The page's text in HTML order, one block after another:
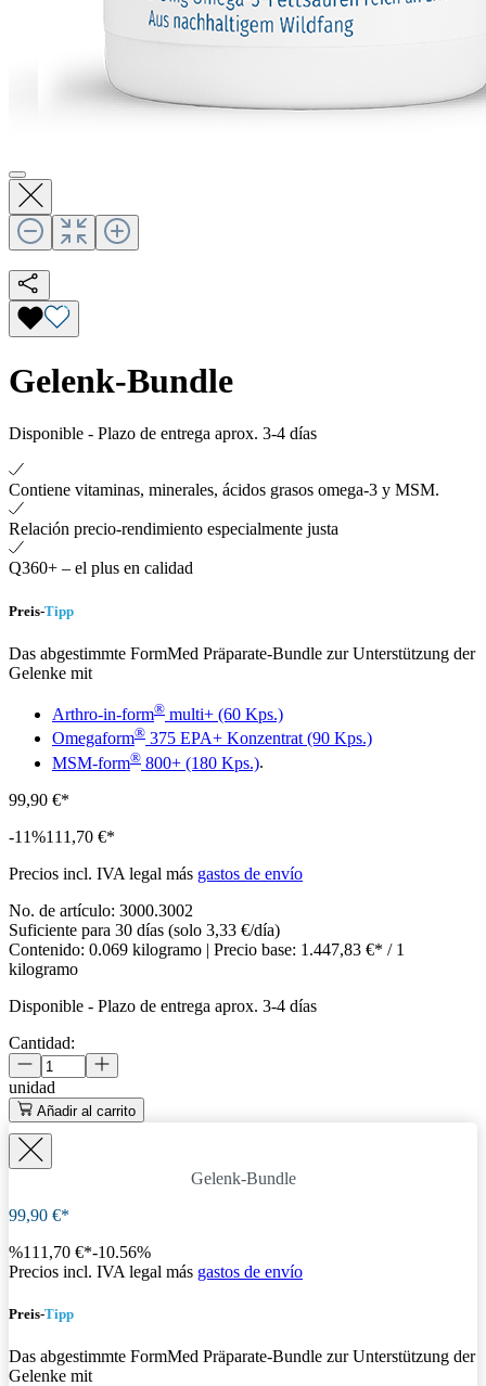
Gelenk-Bundle
Disponible - Plazo de entrega aprox. 3-4 días
Contiene vitaminas, minerales, ácidos grasos omega-3 y MSM.
Relación precio-rendimiento especialmente justa
Q360+ – el plus en calidad
Preis-Tipp
Das abgestimmte FormMed Präparate-Bundle zur Unterstützung der
Gelenke mit
Arthro-in-form® multi+ (60 Kps.)
Omegaform® 375 EPA+ Konzentrat (90 Kps.)
MSM-form® 800+ (180 Kps.).
99,90 €*
-11%111,70 €*
Precios incl. IVA legal más gastos de envío
No. de artículo: 3000.3002
Suficiente para 30 días (solo 3,33 €/día)
Contenido: 0.069 kilogramo | Precio base: 1.447,83 €* / 1
kilogramo
Disponible - Plazo de entrega aprox. 3-4 días
Cantidad:
unidad
Añadir al carrito
Gelenk-Bundle
99,90 €*
%111,70 €*-10.56%
Precios incl. IVA legal más gastos de envío
Preis-Tipp
Das abgestimmte FormMed Präparate-Bundle zur Unterstützung der
Gelenke mit